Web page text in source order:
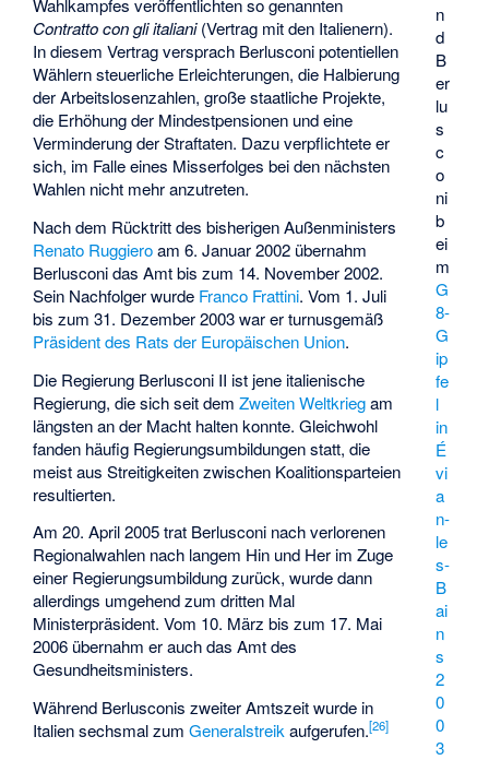
n
d
B
er
lu
s
c
o
ni
b
ei
m
G
8-
G
ip
fe
l
in
É
vi
a
n-
le
s-
B
ai
n
s
2
0
0
3
Wahlkampfes veröffentlichten so genannten
Contratto con gli italiani(Vertrag mit den Italienern).
In diesem Vertrag versprach Berlusconi potentiellen
Wählern steuerliche Erleichterungen, die Halbierung
der Arbeitslosenzahlen, große staatliche Projekte,
die Erhöhung der Mindestpensionen und eine
Verminderung der Straftaten. Dazu verpflichtete er
sich, im Falle eines Misserfolges bei den nächsten
Wahlen nicht mehr anzutreten.
Nach dem Rücktritt des bisherigen Außenministers
Renato Ruggieroam 6. Januar 2002 übernahm
Berlusconi das Amt bis zum 14. November 2002.
Sein Nachfolger wurde Franco Frattini. Vom 1. Juli
bis zum 31. Dezember 2003 war er turnusgemäß
Präsident des Rats der Europäischen Union.
Die Regierung Berlusconi II ist jene italienische
Regierung, die sich seit demZweiten Weltkriegam
längsten an der Macht halten konnte. Gleichwohl
fanden häufig Regierungsumbildungen statt, die
meist aus Streitigkeiten zwischen Koalitionsparteien
resultierten.
Am 20. April 2005 trat Berlusconi nach verlorenen
Regionalwahlen nach langem Hin und Her im Zuge
einer Regierungsumbildung zurück, wurde dann
allerdings umgehend zum dritten Mal
Ministerpräsident. Vom 10. März bis zum 17. Mai
2006 übernahm er auch das Amt des
Gesundheitsministers.
Während Berlusconis zweiter Amtszeit wurde in
Italien sechsmal zumGeneralstreik aufgerufen.[26]